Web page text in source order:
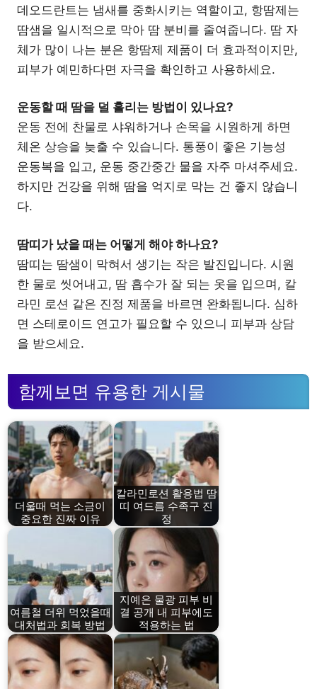
데오드란트는 냄새를 중화시키는 역할이고, 항땀제는
땀샘을 일시적으로 막아 땀 분비를 줄여줍니다. 땀 자
체가 많이 나는 분은 항땀제 제품이 더 효과적이지만,
피부가 예민하다면 자극을 확인하고 사용하세요.
운동할 때 땀을 덜 흘리는 방법이 있나요?
운동 전에 찬물로 샤워하거나 손목을 시원하게 하면
체온 상승을 늦출 수 있습니다. 통풍이 좋은 기능성
운동복을 입고, 운동 중간중간 물을 자주 마셔주세요.
하지만 건강을 위해 땀을 억지로 막는 건 좋지 않습니
다.
땀띠가 났을 때는 어떻게 해야 하나요?
땀띠는 땀샘이 막혀서 생기는 작은 발진입니다. 시원
한 물로 씻어내고, 땀 흡수가 잘 되는 옷을 입으며, 칼
라민 로션 같은 진정 제품을 바르면 완화됩니다. 심하
면 스테로이드 연고가 필요할 수 있으니 피부과 상담
을 받으세요.
함께보면 유용한 게시물
더울때 먹는 소금이
중요한 진짜 이유
칼라민로션 활용법 땀
띠 여드름 수족구 진
정
여름철 더위 먹었을때
대처법과 회복 방법
지예은 물광 피부 비
결 공개 내 피부에도
적용하는 법